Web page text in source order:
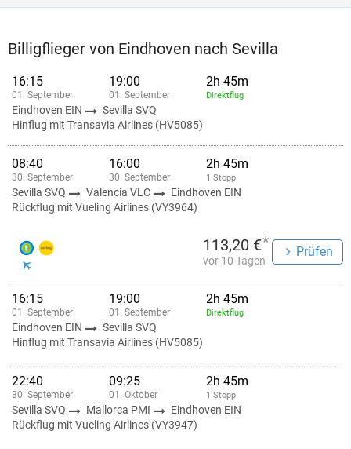
Billigflieger von Eindhoven nach Sevilla
16:15
01. September
19:00
01. September
2h 45m
Direktflug
Eindhoven EIN
Sevilla SVQ
Hinflug mit Transavia Airlines (HV5085)
08:40
30. September
16:00
30. September
2h 45m
1 Stopp
Sevilla SVQ Valencia VLC
Eindhoven EIN
Rückflug mit Vueling Airlines (VY3964)
113,20 €*
vor 10 Tagen
Prüfen
16:15
01. September
19:00
01. September
2h 45m
Direktflug
Eindhoven EIN
Sevilla SVQ
Hinflug mit Transavia Airlines (HV5085)
22:40
30. September
09:25
01. Oktober
2h 45m
1 Stopp
Sevilla SVQ Mallorca PMI
Eindhoven EIN
Rückflug mit Vueling Airlines (VY3947)